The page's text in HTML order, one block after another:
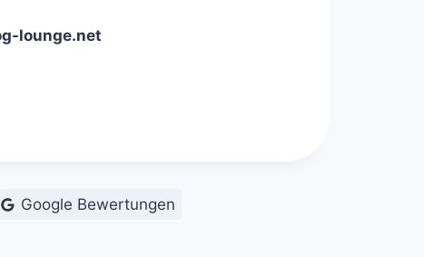
lounge.net
Google Bewertungen